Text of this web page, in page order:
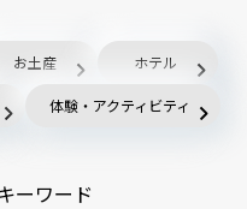
お土産 ホテル
体験・アクティビティ
ーワード